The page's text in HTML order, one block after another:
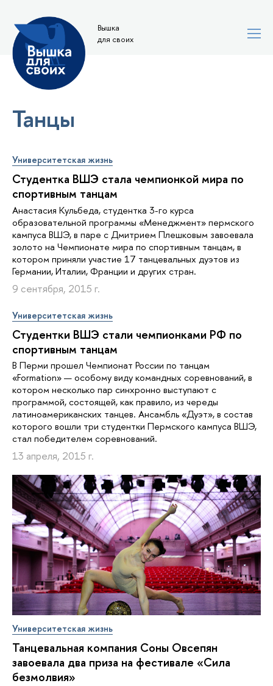
Вышка
для своих
Танцы
Университетская жизнь
Студентка ВШЭ стала чемпионкой мира по
спортивным танцам
Анастасия Кульбеда, студентка 3-го курса
образовательной программы «Менеджмент» пермского
кампуса ВШЭ, в паре с Дмитрием Плешковым завоевала
золото на Чемпионате мира по спортивным танцам, в
котором приняли участие 17 танцевальных дуэтов из
Германии, Италии, Франции и других стран.
9 сентября, 2015 г.
Университетская жизнь
Студентки ВШЭ стали чемпионками РФ по
спортивным танцам
В Перми прошел Чемпионат России по танцам
«Formation» — особому виду командных соревнований, в
котором несколько пар синхронно выступают с
программой, состоящей, как правило, из череды
латиноамериканских танцев. Ансамбль «Дуэт», в состав
которого вошли три студентки Пермского кампуса ВШЭ,
стал победителем соревнований.
13 апреля, 2015 г.
Университетская жизнь
Танцевальная компания Соны Овсепян
завоевала два приза на фестивале «Сила
безмолвия»